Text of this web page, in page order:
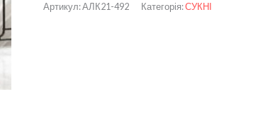
Артикул:АЛК21-492 Категорія:СУКНІ